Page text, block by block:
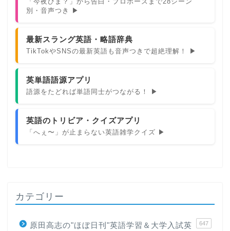
別・音声つき ▶
最新スラング英語・略語辞典
TikTokやSNSの最新英語も音声つきで超絶理解！ ▶
英単語語源アプリ
語源をたどれば単語同士がつながる！ ▶
英語のトリビア・クイズアプリ
「へぇ〜」が止まらない英語雑学クイズ ▶
カテゴリー
原田高志の"ほぼ日刊"英語学習＆大学入試英
647